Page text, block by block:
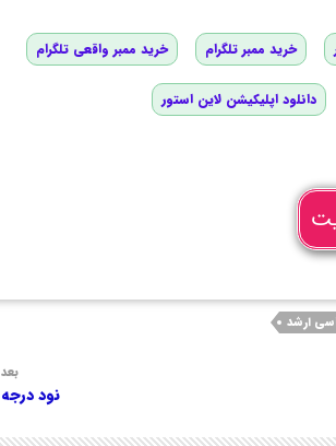
خرید ممبر تلگرام خرید ممبر واقعی تلگرام
دانلود اپلیکیشن لاین استور
ارشد
بعد
نود درجه